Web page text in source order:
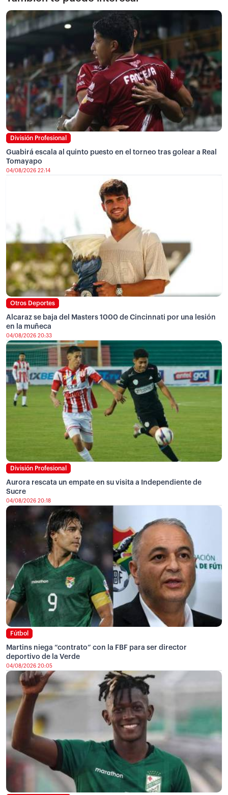
División Profesional
Guabirá escala al quinto puesto en el torneo tras golear a Real
Tomayapo
04/08/2026 22:14
Otros Deportes
Alcaraz se baja del Masters 1000 de Cincinnati por una lesión
en la muñeca
04/08/2026 20:33
División Profesional
Aurora rescata un empate en su visita a Independiente de
Sucre
04/08/2026 20:18
Fútbol
Martins niega “contrato” con la FBF para ser director
deportivo de la Verde
04/08/2026 20:05